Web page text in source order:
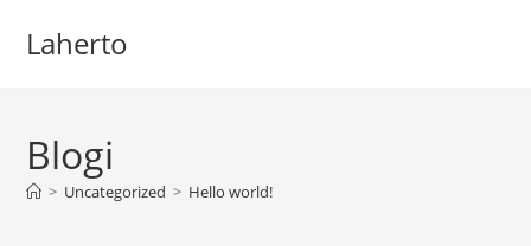
suoraan
Laherto
Blogi
> Uncategorized > Hello world!